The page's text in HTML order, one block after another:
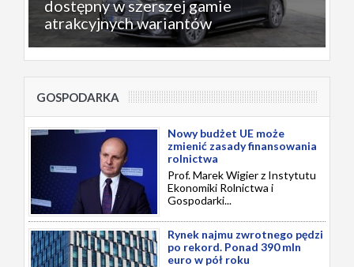
dostępny w szerszej gamie
atrakcyjnych wariantów
GOSPODARKA
Nowy budżet UE może
zmienić zasady finansowania
rolnictwa
Prof. Marek Wigier z Instytutu
Ekonomiki Rolnictwa i
Gospodarki...
Rynek najmu zwrotnego pędzi
po rekord. Ponad 390 mln
euro w pół roku